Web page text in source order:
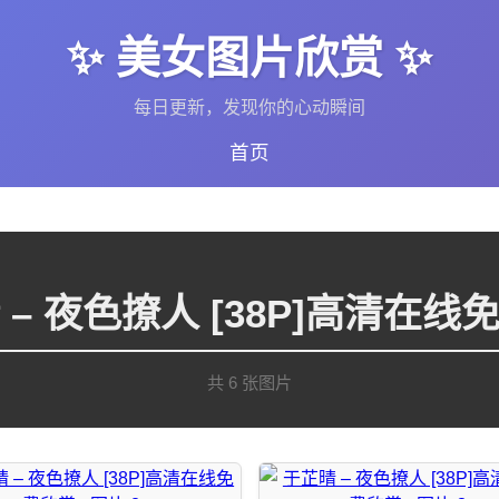
✨ 美女图片欣赏 ✨
每日更新，发现你的心动瞬间
首页
– 夜色撩人 [38P]高清在线
共 6 张图片